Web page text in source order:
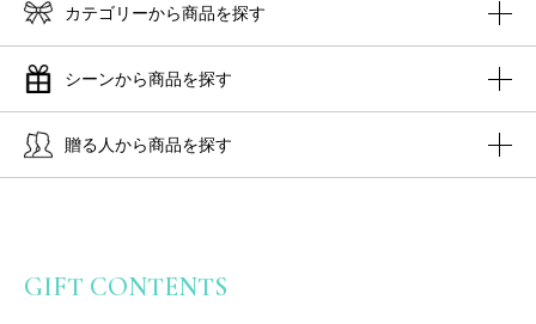
カテゴリーから商品を探す
シーンから商品を探す
贈る人から商品を探す
GIFT CONTENTS